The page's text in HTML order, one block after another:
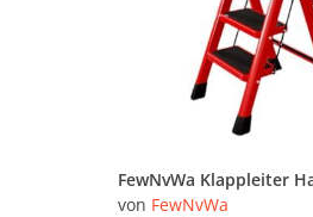
von FewNvWa